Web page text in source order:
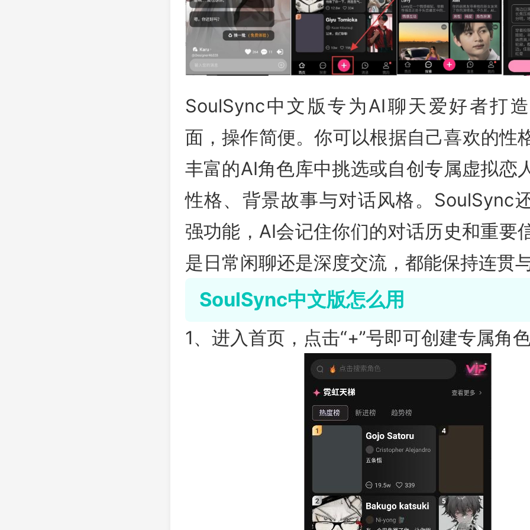
SoulSync中文版专为AI聊天爱好者打
面，操作简便。你可以根据自己喜欢的性
丰富的AI角色库中挑选或自创专属虚拟恋
性格、背景故事与对话风格。SoulSync
强功能，AI会记住你们的对话历史和重要
是日常闲聊还是深度交流，都能保持连贯
SoulSync中文版怎么用
1、进入首页，点击“+”号即可创建专属角